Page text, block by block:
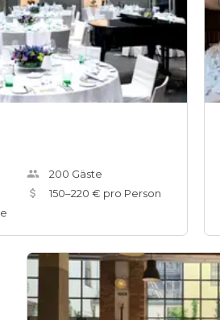
e
200 Gäste
150–220 € pro Person